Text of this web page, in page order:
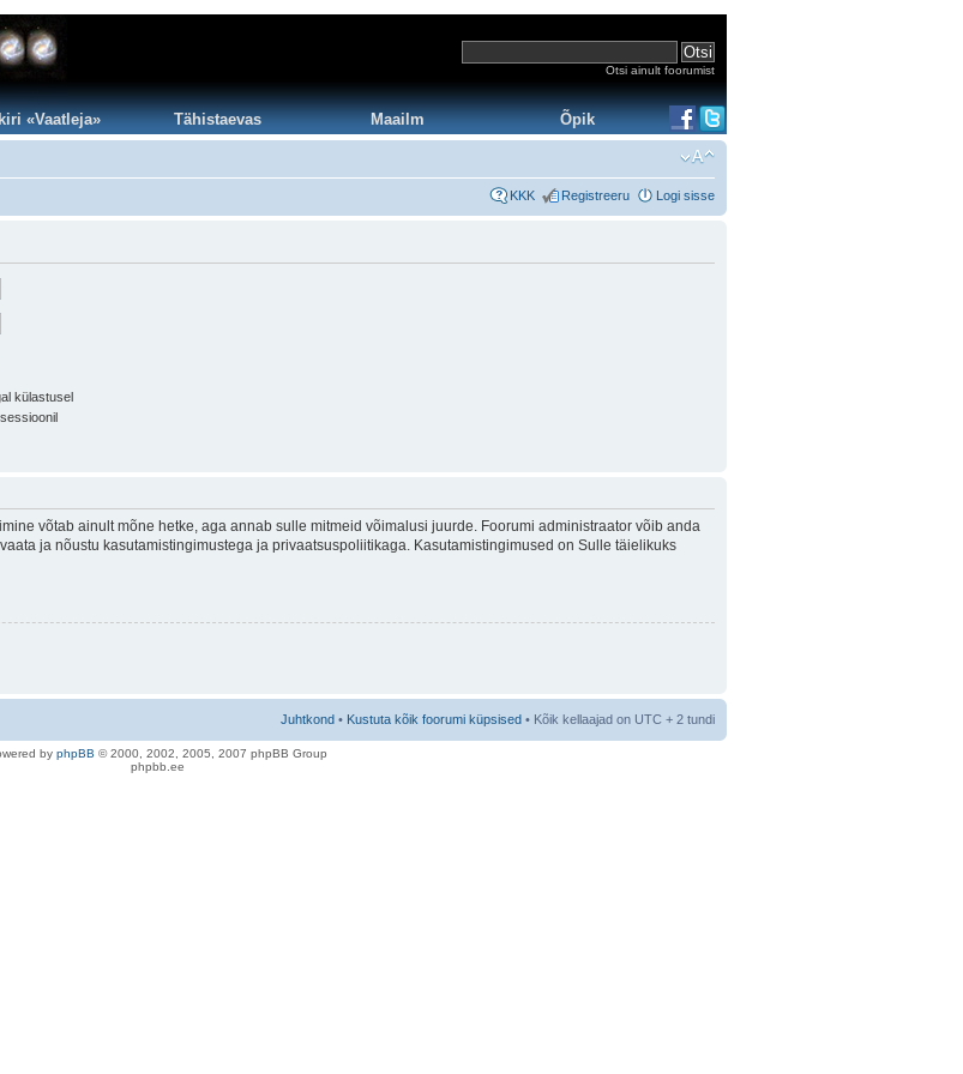
Otsi ainult foorumist
«Vaatleja» Tähistaevas Maailm Õpik
KKK Registreeru Logi sisse
külastusel
võtab ainult mõne hetke, aga annab sulle mitmeid võimalusi juurde. Foorumi administraator võib anda
ja nõustu kasutamistingimustega ja privaatsuspoliitikaga. Kasutamistingimused on Sulle täielikuks
Juhtkond • Kustuta kõik foorumi küpsised • Kõik kellaajad on UTC + 2 tundi
wered by phpBB © 2000, 2002, 2005, 2007 phpBB Group
phpbb.ee